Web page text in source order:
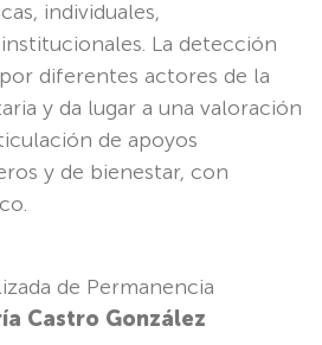
individuales,
La detección
diferentes actores de la
y da lugar a una valoración
de apoyos
y de bienestar, con
de Permanencia
Castro González